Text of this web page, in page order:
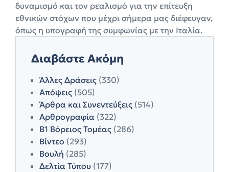
δυναμισμό και τον ρεαλισμό για την επίτευξη
εθνικών στόχων που μέχρι σήμερα μας διέφευγαν,
όπως η υπογραφή της συμφωνίας με την Ιταλία.
Διαβάστε Ακόμη
Άλλες Δράσεις (330)
Απόψεις (505)
Άρθρα και Συνεντεύξεις (514)
Αρθρογραφία (322)
Β1 Βόρειος Τομέας (286)
Βίντεο (293)
Βουλή (285)
Δελτία Τύπου (177)